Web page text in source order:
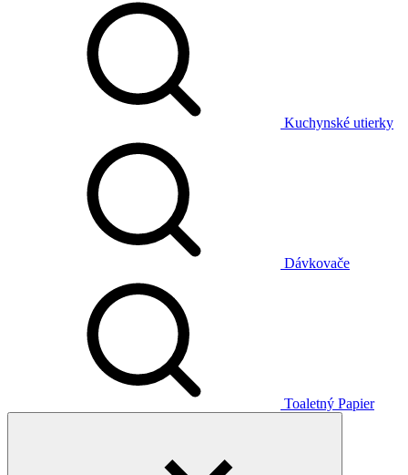
Kuchynské utierky
Dávkovače
Toaletný Papier